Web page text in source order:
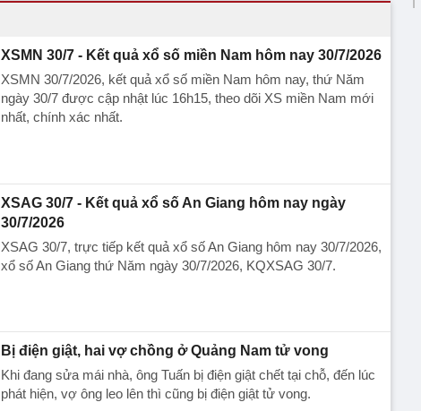
XSMN 30/7 - Kết quả xổ số miền Nam hôm nay 30/7/2026
XSMN 30/7/2026, kết quả xổ số miền Nam hôm nay, thứ Năm
ngày 30/7 được cập nhật lúc 16h15, theo dõi XS miền Nam mới
nhất, chính xác nhất.
XSAG 30/7 - Kết quả xổ số An Giang hôm nay ngày
30/7/2026
XSAG 30/7, trực tiếp kết quả xổ số An Giang hôm nay 30/7/2026,
xổ số An Giang thứ Năm ngày 30/7/2026, KQXSAG 30/7.
Bị điện giật, hai vợ chồng ở Quảng Nam tử vong
Khi đang sửa mái nhà, ông Tuấn bị điện giật chết tại chỗ, đến lúc
phát hiện, vợ ông leo lên thì cũng bị điện giật tử vong.